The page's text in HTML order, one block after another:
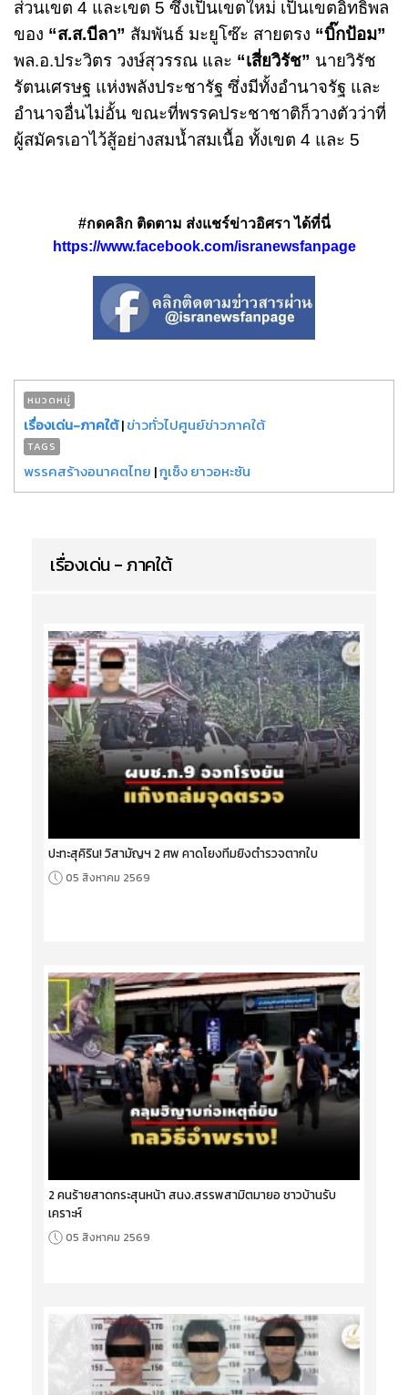
ส่วนเขต 4 และเขต 5 ซึ่งเป็นเขตใหม่ เป็นเขตอิทธิพล
ของ “ส.ส.บีลา” สัมพันธ์ มะยูโซ๊ะ สายตรง “บิ๊กป้อม”
พล.อ.ประวิตร วงษ์สุวรรณ และ “เสี่ยวิรัช” นายวิรัช
รัตนเศรษฐ แห่งพลังประชารัฐ ซึ่งมีทั้งอำนาจรัฐ และ
อำนาจอื่นไม่อั้น ขณะที่พรรคประชาชาติก็วางตัวว่าที่
ผู้สมัครเอาไว้สู้อย่างสมน้ำสมเนื้อ ทั้งเขต 4 และ 5
#กดคลิก ติดตาม ส่งแชร์ข่าวอิศรา ได้ที่นี่
https://www.facebook.com/isranewsfanpage
หมวดหมู่
เรื่องเด่น-ภาคใต้|ข่าวทั่วไปศูนย์ข่าวภาคใต้
TAGS
พรรคสร้างอนาคตไทย |กูเซ็ง ยาวอหะซัน
เรื่องเด่น - ภาคใต้
ปะทะสุคิริน! วิสามัญฯ 2 ศพ คาดโยงทีมยิงตำรวจตากใบ
05 สิงหาคม 2569
2 คนร้ายสาดกระสุนหน้า สนง.สรรพสามิตมายอ ชาวบ้านรับ
เคราะห์
05 สิงหาคม 2569